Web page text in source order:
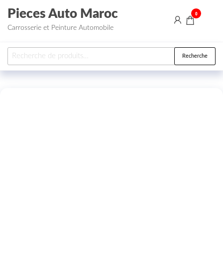
Aller au contenu
Pieces Auto Maroc
Carrosserie et Peinture Automobile
0
Recherche pour : Recherche